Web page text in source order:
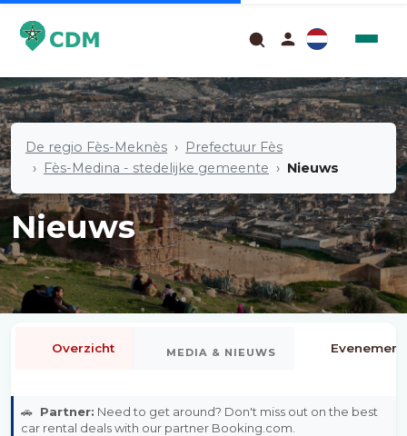
De regio Fès-Meknès
Prefectuur Fès
Fès-Medina - stedelijke gemeente
Nieuws
Nieuws
Overzicht MEDIA & NIEUWS
🚗 Partner: Need to get around? Don't miss out on the best
car rental deals with our partner Booking.com.